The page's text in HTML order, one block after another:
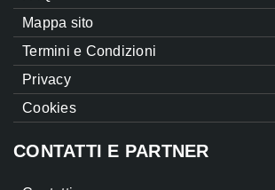
Mappa sito
Termini e Condizioni
Privacy
Cookies
CONTATTI E PARTNER